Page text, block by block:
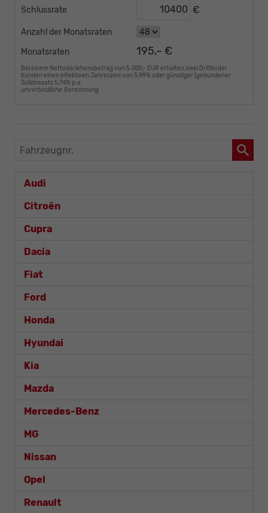
Schlussrate €
Anzahl der Monatsraten
Monatsraten
195,– €
Bei einem Nettodarlehensbetrag von 5.000,- EUR erhalten zwei Drittel der
Kunden einen effektiven Jahreszins von 5,99% oder günstiger (gebundener
Sollzinssatz 5,74% p.a.
unverbindliche Berechnung
Fahrzeugnr.
Audi
Citroën
Cupra
Dacia
Fiat
Ford
Honda
Hyundai
Kia
Mazda
Mercedes-Benz
MG
Nissan
Opel
Renault